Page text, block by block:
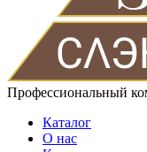
Профессиональный
Каталог
О нас